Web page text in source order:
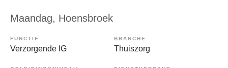
Maandag, Hoensbroek
FUNCTIE
Verzorgende IG
BRANCHE
Thuiszorg